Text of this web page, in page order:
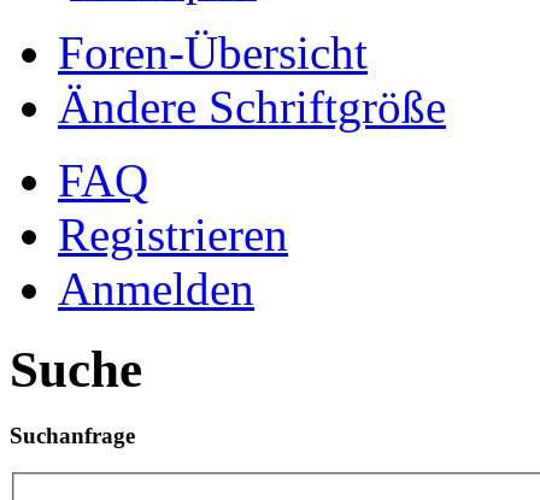
Foren-Übersicht
Ändere Schriftgröße
FAQ
Registrieren
Anmelden
Suche
Suchanfrage